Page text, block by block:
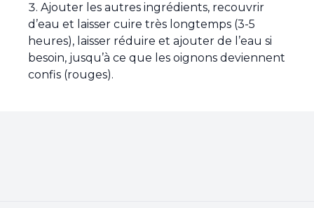
Ajouter les autres ingrédients, recouvrir
d’eau et laisser cuire très longtemps (3-5
heures), laisser réduire et ajouter de l’eau si
besoin, jusqu’à ce que les oignons deviennent
confis (rouges).